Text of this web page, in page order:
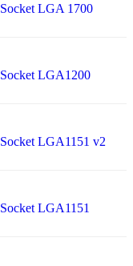
LGA 1700
LGA1200
LGA1151 v2
LGA1151